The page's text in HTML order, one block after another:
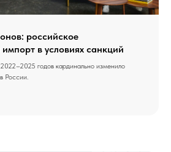
российское
в условиях санкций
годов кардинально изменило
России.